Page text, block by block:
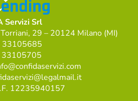
Servizi Srl
29 – 20124 Milano (MI)
33105685
33105705
12235940157